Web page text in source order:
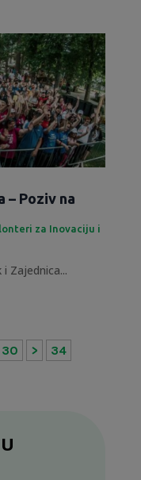
– Poziv na
za Inovaciju i
Zajednica...
30 > 34